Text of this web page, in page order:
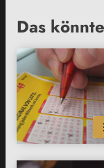
Das